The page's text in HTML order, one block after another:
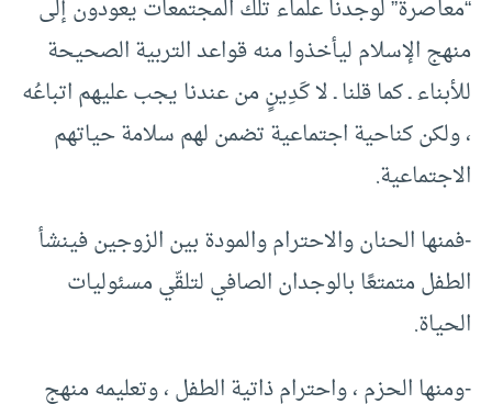
“معاصرة” لوجدنا علماء تلك المجتمعات يعودون إلى
منهج الإسلام ليأخذوا منه قواعد التربية الصحيحة
للأبناء ـ كما قلنا ـ لا كَدِينٍ من عندنا يجب عليهم اتباعُه
، ولكن كناحية اجتماعية تضمن لهم سلامة حياتهم
الاجتماعية.
-فمنها الحنان والاحترام والمودة بين الزوجين فينشأ
الطفل متمتعًا بالوجدان الصافي لتلقّي مسئوليات
الحياة.
-ومنها الحزم ، واحترام ذاتية الطفل ، وتعليمه منهج